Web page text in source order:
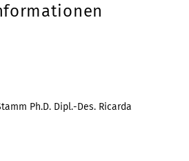
Ph.D. Dipl.-Des. Ricarda